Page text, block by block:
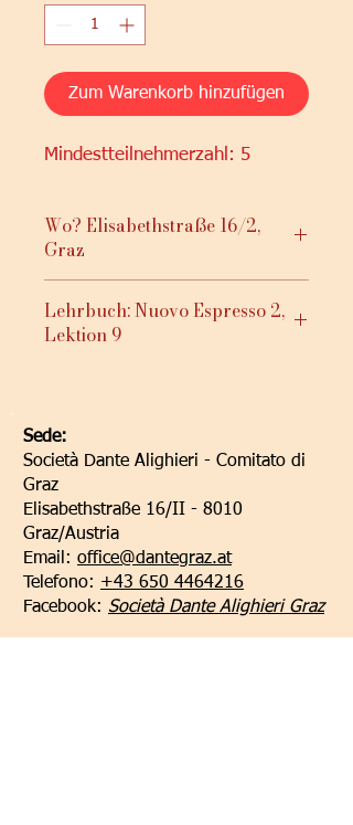
Zum Warenkorb hinzufügen
Mindestteilnehmerzahl: 5
Wo? Elisabethstraße 16/2,
Graz
Lehrbuch: Nuovo Espresso 2,
Lektion 9
Sede:
Società Dante Alighieri - Comitato di
Graz
Elisabethstraße 16/II - 8010
Graz/Austria
Email: office@dantegraz.at
Telefono: +43 650 4464216
Facebook: Società Dante Alighieri Graz